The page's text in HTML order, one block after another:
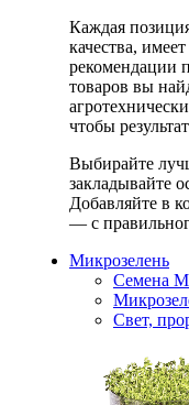
Каждая
качества,
рекомендации
товаров вы
чтобы
Выбирайте
закладывайте
Добавляйте в
— с
Микрозелень
Семена
Свет,